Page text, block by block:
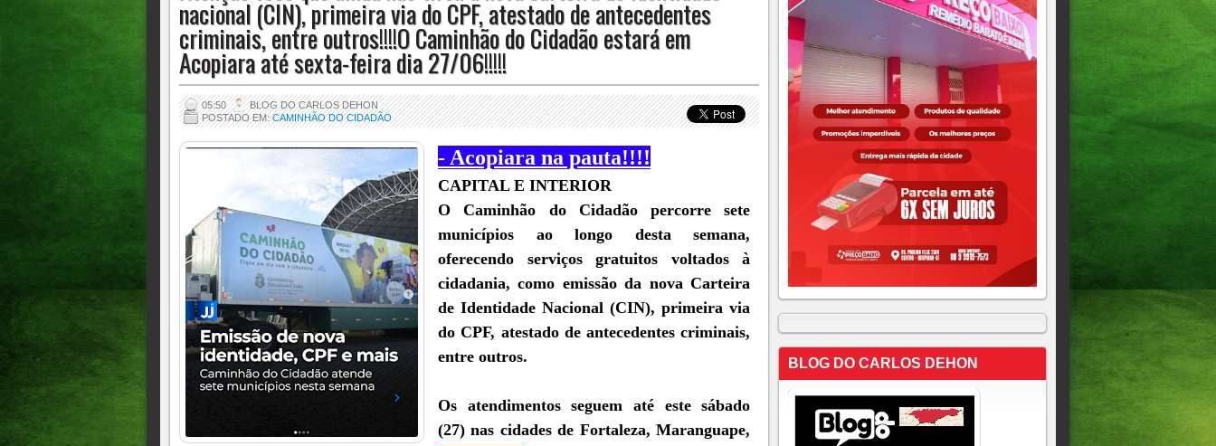
estará em Acopiara até sexta-feira dia 27/06!!!!!
nacional (CIN), primeira via do CPF, atestado de antecedentes
criminais, entre outros!!!!O Caminhão do Cidadão estará em
Acopiara até sexta-feira dia 27/06!!!!!
05:50
BLOG DO CARLOS DEHON
POSTADO EM:CAMINHÃO DO CIDADÃO
- Acopiara na pauta!!!!
CAPITAL E INTERIOR
O Caminhão do Cidadão percorre sete
municípios ao longo desta semana,
oferecendo serviços gratuitos voltados à
cidadania, como emissão da nova Carteira
de Identidade Nacional (CIN), primeira via
do CPF, atestado de antecedentes criminais,
entre outros.
Os atendimentos seguem até este sábado
(27) nas cidades de Fortaleza, Maranguape,
BLOG DO CARLOS DEHON